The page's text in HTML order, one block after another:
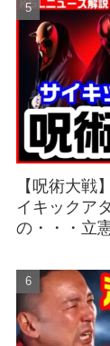
【呪術大戦
イキックア
の・・・立